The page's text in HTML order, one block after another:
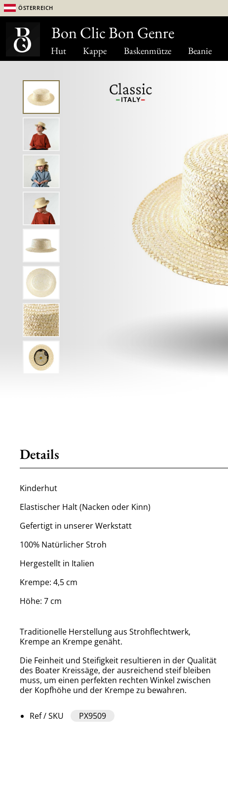
Hut Kappe Baskenmütze Beanie
Österreich
Details
Kinderhut
Elastischer Halt (Nacken oder Kinn)
Gefertigt in unserer Werkstatt
100% Natürlicher Stroh
Hergestellt in Italien
Krempe: 4,5 cm
Höhe: 7 cm
Traditionelle Herstellung aus Strohflechtwerk,
Krempe an Krempe genäht.
Die Feinheit und Steifigkeit resultieren in der Qualität
des Boater Kreissäge, der ausreichend steif bleiben
muss, um einen perfekten rechten Winkel zwischen
der Kopfhöhe und der Krempe zu bewahren.
Ref / SKU PX9509
Bon Clic Bon Genre